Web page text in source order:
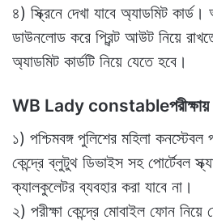
৪) স্ক্রিনে দেখা যাবে অ্যাডমিট কার্ড।
ডাউনলোড করে প্রিন্ট আউট নিয়ে
অ্যাডমিট কার্ডটি নিয়ে যেতে হবে।
WB Lady constableপরীক্ষায়
১) পশ্চিমবঙ্গ পুলিশের মহিলা কনস্টেবল
কেন্দ্রে ব্লুটুথ ডিভাইস সহ পোর্টেবল
ক্যালকুলেটর ব্যবহার করা যাবে না।
২) পরীক্ষা কেন্দ্রে মোবাইল ফোন নিয়ে